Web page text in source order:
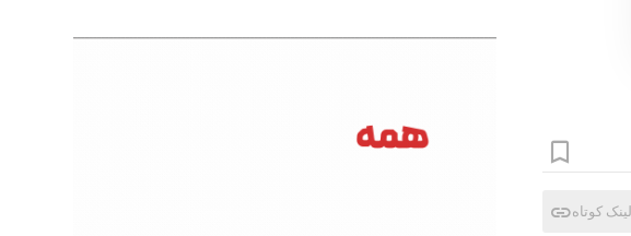
لینک کوتاه